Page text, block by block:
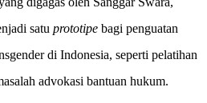
satu prototipe bagi penguatan
di Indonesia, seperti pelatihan
advokasi bantuan hukum.